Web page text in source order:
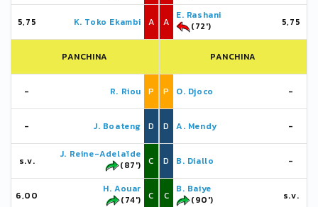
5,75 K. Toko Ekambi A
PANCHINA
- R. Riou P
- J. Boateng D
s.v.
J. Reine-Adelaïde
(87')
C
6,00
H. Aouar
(74')
C
A
E. Rashani
(72')
5,75
PANCHINA
P O. Djoco -
D A. Mendy -
D B. Diallo -
C
B. Baiye
(90')
s.v.